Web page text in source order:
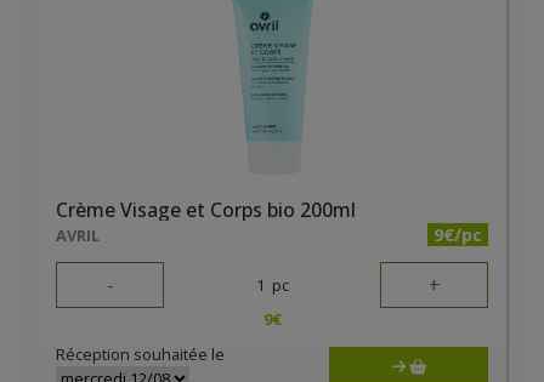
Crème Visage et Corps bio 200ml
AVRIL 9€/pc
- 1 pc +
9€
Réception souhaitée le